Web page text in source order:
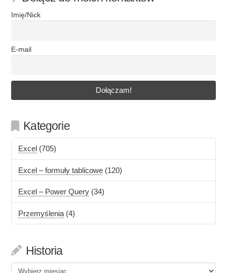
Imię/Nick
E-mail
Kategorie
Excel (705)
Excel – formuły tablicowe (120)
Excel – Power Query (34)
Przemyślenia (4)
Historia
Historia